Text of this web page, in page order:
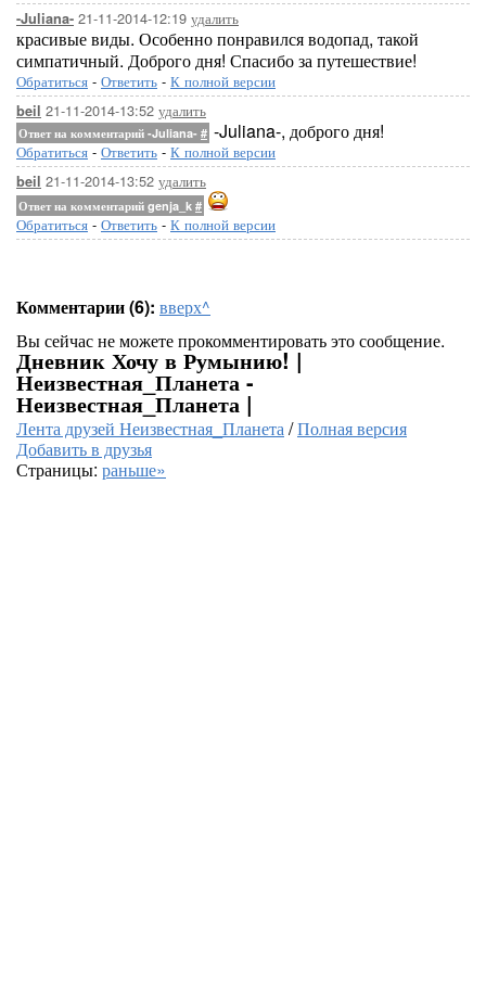
-Juliana- 21-11-2014-12:19 удалить
красивые виды. Особенно понравился водопад, такой
симпатичный. Доброго дня! Спасибо за путешествие!
Обратиться - Ответить - К полной версии
beil 21-11-2014-13:52 удалить
Ответ на комментарий -Juliana- # -Juliana-, доброго дня!
Обратиться - Ответить - К полной версии
beil 21-11-2014-13:52 удалить
Ответ на комментарий genja_k #
Обратиться - Ответить - К полной версии
Комментарии (6): вверх^
Вы сейчас не можете прокомментировать это сообщение.
Дневник Хочу в Румынию! |
Неизвестная_Планета -
Неизвестная_Планета |
Лента друзей Неизвестная_Планета/Полная версия
Добавить в друзья
Страницы: раньше»